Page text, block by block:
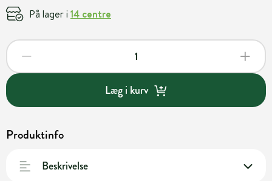
På lager i 14 centre
Læg i kurv
Produktinfo
Beskrivelse